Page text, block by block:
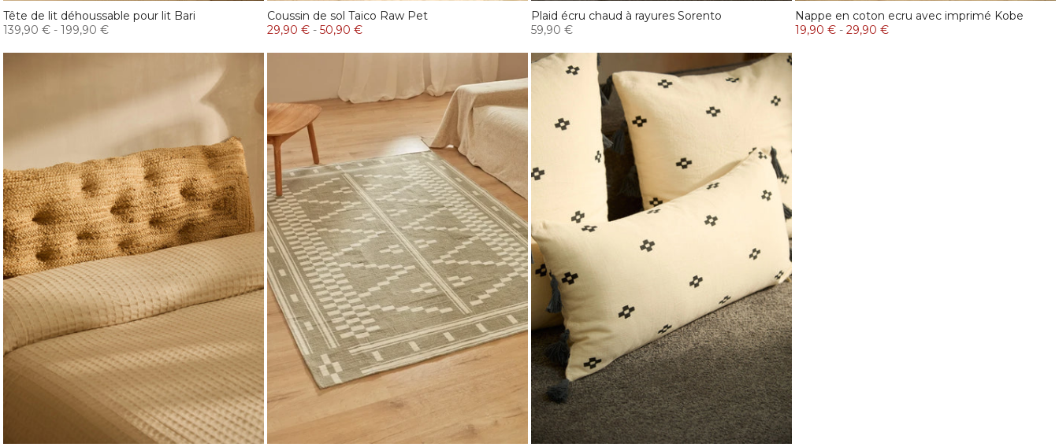
Tête de lit déhoussable pour lit Bari
139,90 € - 199,90 €
Coussin de sol Taico Raw Pet
29,90 € - 50,90 €
Plaid écru chaud à rayures Sorento
59,90 €
Nappe en coton ecru avec imprimé Kobe
19,90 € - 29,90 €